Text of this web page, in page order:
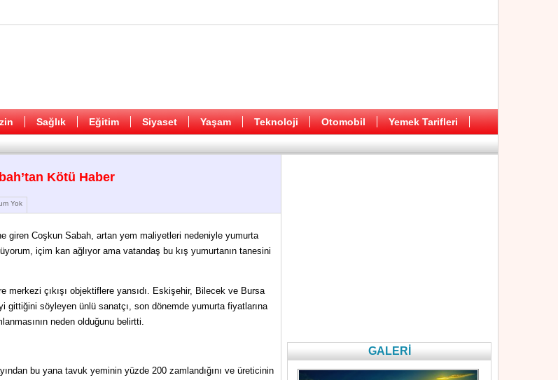
Sağlık Eğitim Siyaset Yaşam Teknoloji Otomobil Yemek Tarifleri
Kötü Haber
Yok
giren Coşkun Sabah, artan yem maliyetleri nedeniyle yumurta
içim kan ağlıyor ama vatandaş bu kış yumurtanın tanesini
merkezi çıkışı objektiflere yansıdı. Eskişehir, Bilecek ve Bursa
gittiğini söyleyen ünlü sanatçı, son dönemde yumurta fiyatlarına
neden olduğunu belirtti.
bu yana tavuk yeminin yüzde 200 zamlandığını ve üreticinin
GALERİ